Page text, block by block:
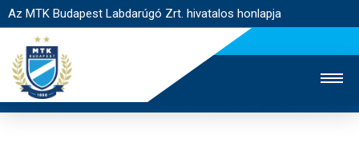
Az MTK Budapest Labdarúgó Zrt. hivatalos honlapja